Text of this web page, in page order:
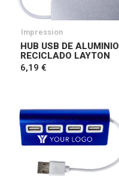
Impression
HUB USB DE ALUMINIO
RECICLADO LAYTON
6,19 €